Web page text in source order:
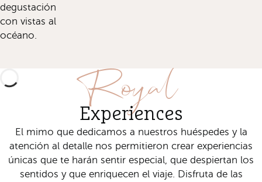
degustación
con vistas al
océano.
Royal
Experiences
El mimo que dedicamos a nuestros huéspedes y la
atención al detalle nos permitieron crear experiencias
únicas que te harán sentir especial, que despiertan los
sentidos y que enriquecen el viaje. Disfruta de las